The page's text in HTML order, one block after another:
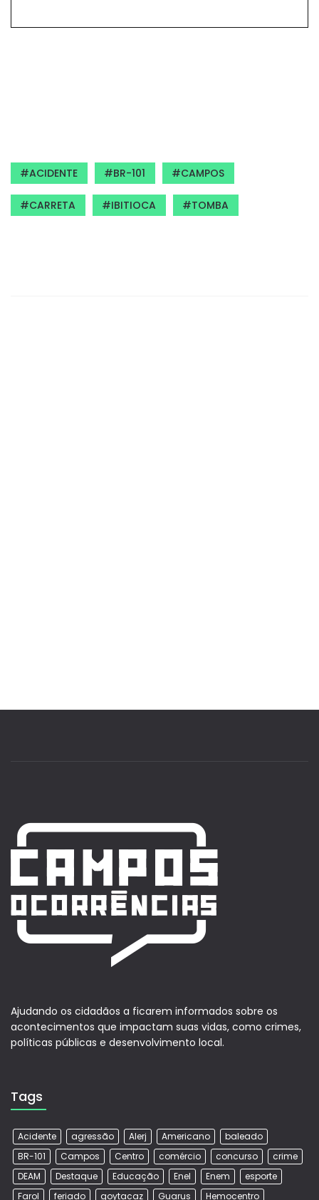
ACIDENTE BR-101 CAMPOS
CARRETA IBITIOCA TOMBA
Ajudando os cidadãos a ficarem informados sobre os
acontecimentos que impactam suas vidas, como crimes,
políticas públicas e desenvolvimento local.
Tags
Acidente agressão Alerj Americano
baleado
BR-101
Campos Centro comércio concurso
crime
DEAM
Destaque Educação Enel Enem
esporte
Farol
feriado goytacaz Guarus Hemocentro